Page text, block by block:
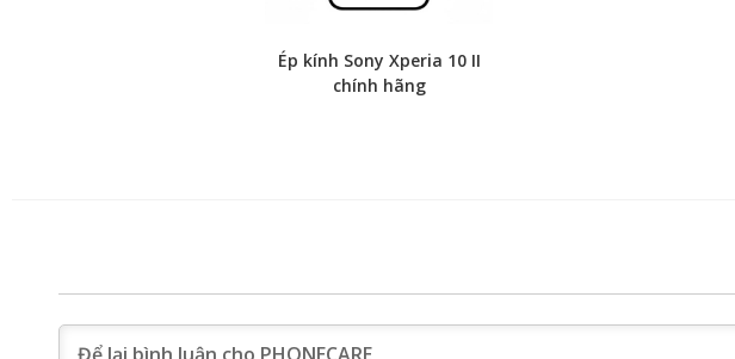
Ép kính Sony Xperia 10 II
chính hãng